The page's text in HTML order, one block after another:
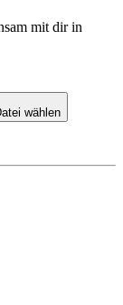
mit dir in
wählen